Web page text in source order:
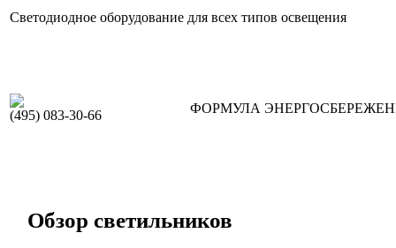
Светодиодное оборудование для всех типов освещения
(495) 083-30-66 ФОРМУЛА
Обзор светильников